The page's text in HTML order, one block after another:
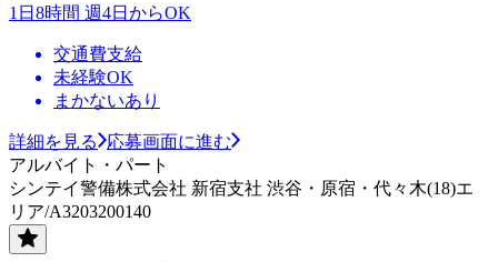
1日8時間 週4日からOK
交通費支給
未経験OK
まかないあり
詳細を見る
応募画面に進む
アルバイト・パート
シンテイ警備株式会社 新宿支社 渋谷・原宿・代々木(18)エ
リア/A3203200140